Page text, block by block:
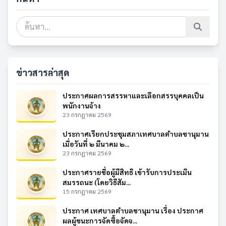
ข่าวสารล่าสุด
ประกาศผลการสรรหาและเลือกสรรบุคคลเป็น
พนักงานจ้าง
23 กรกฎาคม 2569
ประกาศเรียกประชุมสภาเทศบาลตำบลชานุมาน
เมื่อวันที่ ๒ มีนาคม ๒...
23 กรกฎาคม 2569
ประกาศรายชื่อผู้มีสิทธิ เข้ารับการประเมิน
สมรรถนะ (โดยวิธีสัม...
15 กรกฎาคม 2569
ประกาศ เทศบาลตำบลชานุมาน เรื่อง ประกาศ
ผลผู้ชนะการจัดซื้อจัดจ...